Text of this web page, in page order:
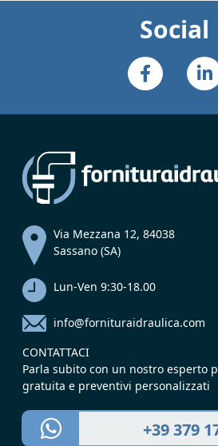
Social
Via Mezzana 12, 84038
Sassano (SA)
Lun-Ven 9:30-18.00
info@fornituraidraulica.com
CONTATTACI
Parla subito con un nostro esperto
gratuita e preventivi personalizzati
+39 379